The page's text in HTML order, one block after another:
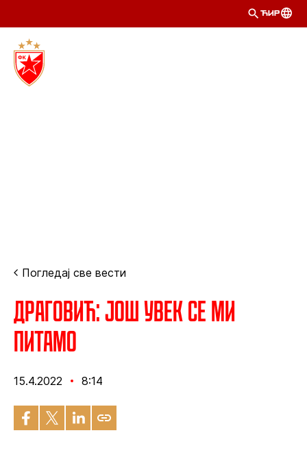
ЋИР
Погледај све вести
Драговић: Још увек се ми
питамо
15.4.2022 8:14